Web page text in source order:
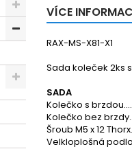
VÍCE
RAX-MS-X81-X1
Sada koleček 2ks
SADA
Kolečko s
Kolečko bez
Šroub M5 x 12
Velkloplošná